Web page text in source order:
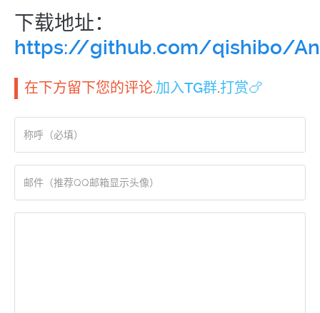
下载地址：
https://github.com/qishibo/
在下方留下您的评论.加入TG群.打赏🍗